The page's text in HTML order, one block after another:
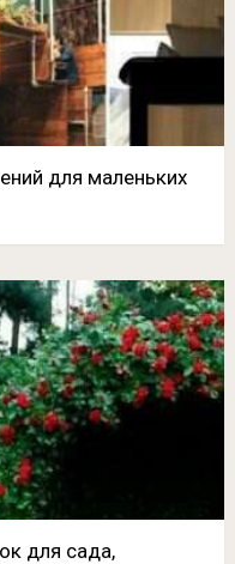
для маленьких
для сада,